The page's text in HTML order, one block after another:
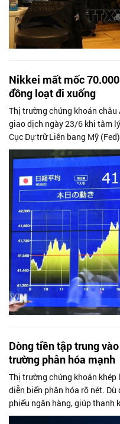
Nikkei mất mốc
đồng loạt đi xuống
Thị trường chứng khoán
giao dịch ngày 23/6 khi tâm
Cục Dự trữ Liên bang Mỹ
lạm phát....
Dòng tiền tập trung
trường phân hóa mạnh
Thị trường chứng khoán
diễn biến phân hóa rõ nét.
phiếu ngân hàng, giúp thanh
nhất trong 5 tuần,...